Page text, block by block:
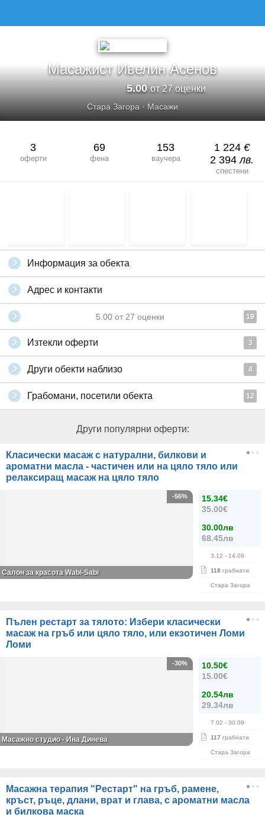
Масажист Ивелин Асенов
5.00от 27 оценки
Стара Загора · Масажи
3
оферти
69
фена
153
ваучера
1 224 €
2 394лв.
спестени
Информация за обекта
Адрес и контакти
5.00 от 27 оценки 19
Изтекли оферти 3
Други обекти наблизо 4
Грабомани, посетили обекта 12
Други популярни оферти:
Класически масаж с натурални, билкови и
ароматни масла - частичен или на цяло тяло или
релаксиращ масаж на цяло тяло
15.34€
35.00€
30.00лв
68.45лв
3.12 - 14.09
118 грабнати
Стара Загора
-56%
Салон за красота Wabi-Sabi
Пълен рестарт за тялото: Избери класически
масаж на гръб или цяло тяло, или екзотичен Ломи
Ломи
10.50€
15.00€
20.54лв
29.34лв
7.02 - 30.09
117 грабнати
Стара Загора
-30%
Масажно студио - Ина Динева
Масажна терапия "Рестарт" на гръб, рамене,
кръст, ръце, длани, врат и глава, с ароматни масла
и билкова маска